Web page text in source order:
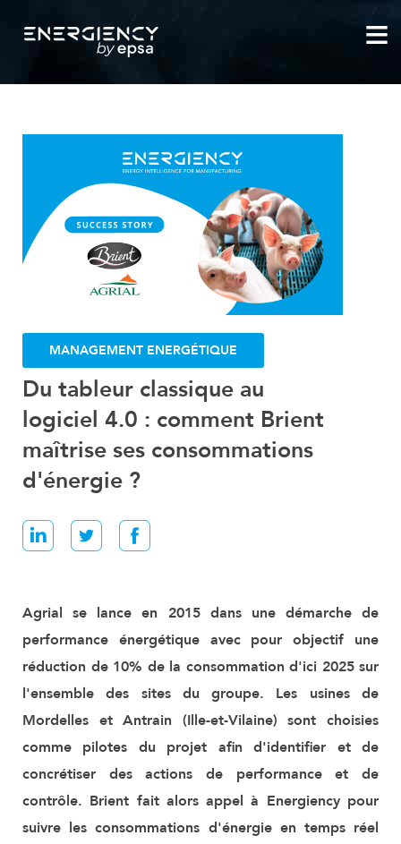
PERFORMANCE INDUSTRIELLE
NEWSLETTER
MANAGEMENT ENERGÉTIQUE
Du tableur classique au
logiciel 4.0 : comment Brient
maîtrise ses consommations
d'énergie ?
Agrial se lance en 2015 dans une démarche de
performance énergétique avec pour objectif une
réduction de 10% de la consommation d'ici 2025 sur
l'ensemble des sites du groupe. Les usines de
Mordelles et Antrain (Ille-et-Vilaine) sont choisies
comme pilotes du projet afin d'identifier et de
concrétiser des actions de performance et de
contrôle. Brient fait alors appel à Energiency pour
suivre les consommations d'énergie en temps réel